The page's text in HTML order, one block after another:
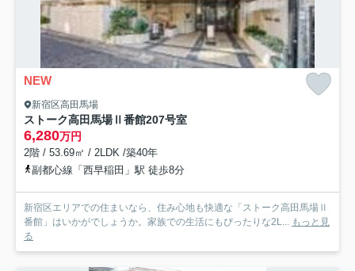
NEW
新宿区高田馬場
ストーク高田馬場Ⅱ番館207号室
6,280万円
2階 / 53.69㎡ / 2LDK /築40年
副都心線「西早稲田」駅 徒歩8分
新宿区エリアでの住まいなら、住み心地も快適な「ストーク高田馬場Ⅱ
番館」はいかがでしょうか。家族での生活にもぴったりな2L... もっと見
る